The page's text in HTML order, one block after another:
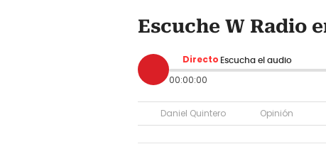
Escuche W Radio
Directo Escucha el audio
00:00:00
Daniel Quintero Opinión